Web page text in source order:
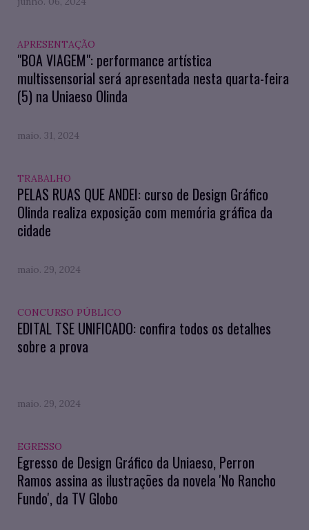
APRESENTAÇÃO
"BOA VIAGEM": performance artística
multissensorial será apresentada nesta quarta-feira
(5) na Uniaeso Olinda
maio. 31, 2024
TRABALHO
PELAS RUAS QUE ANDEI: curso de Design Gráfico
Olinda realiza exposição com memória gráfica da
cidade
maio. 29, 2024
CONCURSO PÚBLICO
EDITAL TSE UNIFICADO: confira todos os detalhes
sobre a prova
maio. 29, 2024
EGRESSO
Egresso de Design Gráfico da Uniaeso, Perron
Ramos assina as ilustrações da novela 'No Rancho
Fundo', da TV Globo